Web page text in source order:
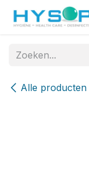
Overslaan naar
Alle producten